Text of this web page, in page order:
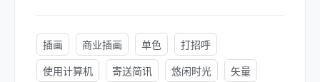
插画 商业插画 单色
打招呼
使用计算机
寄送简讯 悠闲时光 矢量